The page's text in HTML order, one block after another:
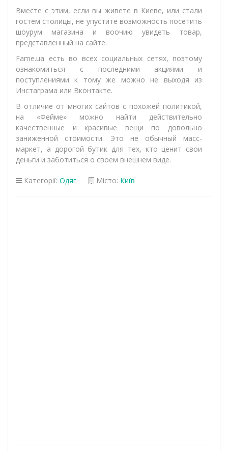
Вместе с этим, если вы живете в Киеве, или стали
гостем столицы, не упустите возможность посетить
шоурум магазина и воочию увидеть товар,
представленный на сайте.
Fame.ua есть во всех социальных сетях, поэтому
ознакомиться с последними акциями и
поступлениями к тому же можно не выходя из
Инстаграма или Вконтакте.
В отличие от многих сайтов с похожей политикой,
на «Фейме» можно найти действительно
качественные и красивые вещи по довольно
заниженной стоимости. Это не обычный масс-
маркет, а дорогой бутик для тех, кто ценит свои
деньги и заботиться о своем внешнем виде.
Категорії: Одяг Місто: Київ